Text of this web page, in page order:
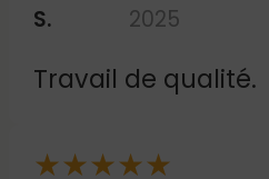
S.
2025
Travail de qualité.
★★★★★